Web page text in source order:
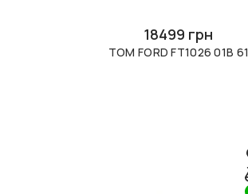
18499 грн
TOM FORD FT1026 01B 61